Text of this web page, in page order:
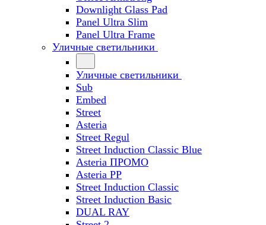
Downlight Glass Pad
Panel Ultra Slim
Panel Ultra Frame
Уличные светильники
Уличные светильники
Sub
Embed
Street
Asteria
Street Regul
Street Induction Classic Blue
Asteria ПРОМО
Asteria PP
Street Induction Classic
Street Induction Basic
DUAL RAY